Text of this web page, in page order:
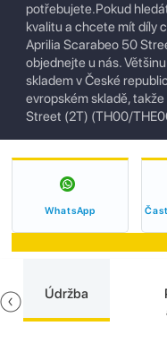
potřebujete.Pokud
kvalitu a chcete mít díly
Aprilia Scarabeo 50
objednejte u nás.
skladem v České
evropském skladě,
Street (2T) (TH00/
WhatsApp
Údržba